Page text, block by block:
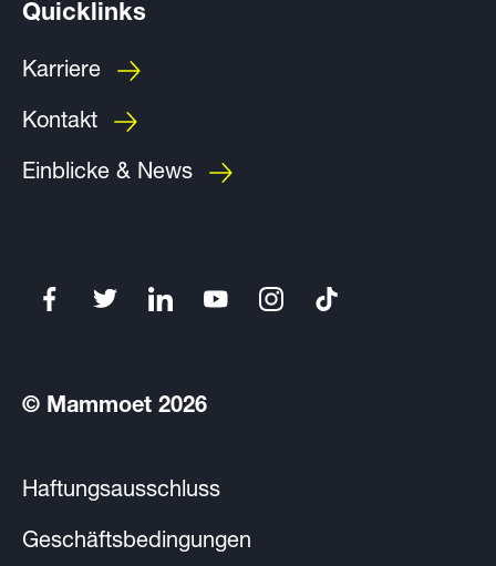
Quicklinks
Karriere
Kontakt
Einblicke & News
© Mammoet 2026
Haftungsausschluss
Geschäftsbedingungen